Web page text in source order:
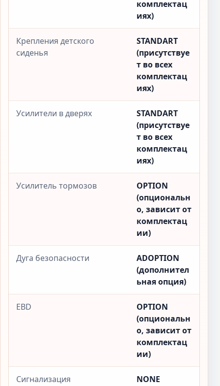
комплектац
иях)
Крепления детского
сиденья
STANDART
(присутствуе
т во всех
комплектац
иях)
Усилители в дверях
STANDART
(присутствуе
т во всех
комплектац
иях)
Усилитель тормозов
OPTION
(опциональн
о, зависит от
комплектац
ии)
Дуга безопасности
ADOPTION
(дополнител
ьная опция)
EBD
OPTION
(опциональн
о, зависит от
комплектац
ии)
Сигнализация
NONE